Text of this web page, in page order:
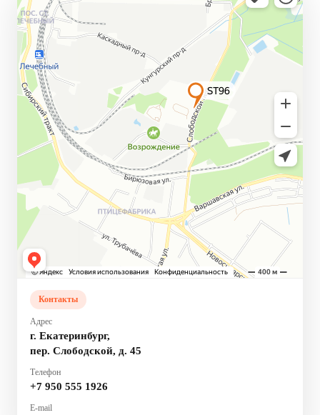
Контакты
Адрес
г. Екатеринбург,
пер. Слободской, д. 45
Телефон
+7 950 555 1926
E-mail